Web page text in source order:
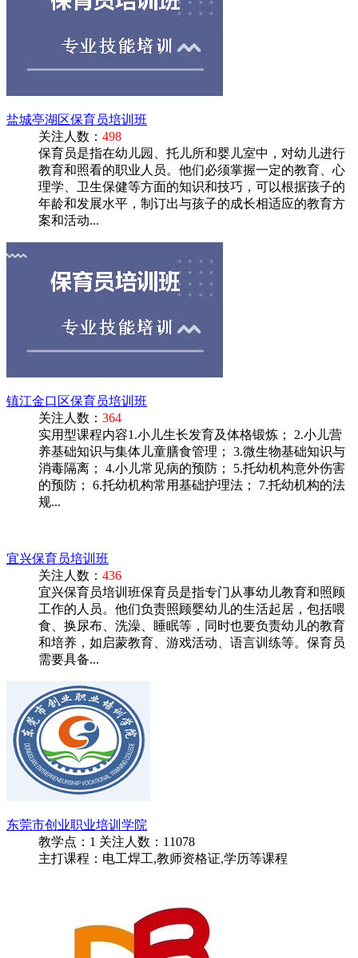
盐城亭湖区保育员培训班
关注人数： 498
保育员是指在幼儿园、托儿所和婴儿室中，对幼儿进行
教育和照看的职业人员。他们必须掌握一定的教育、心
理学、卫生保健等方面的知识和技巧，可以根据孩子的
年龄和发展水平，制订出与孩子的成长相适应的教育方
案和活动...
镇江金口区保育员培训班
关注人数： 364
实用型课程内容1.小儿生长发育及体格锻炼； 2.小儿营
养基础知识与集体儿童膳食管理； 3.微生物基础知识与
消毒隔离； 4.小儿常见病的预防； 5.托幼机构意外伤害
的预防； 6.托幼机构常用基础护理法； 7.托幼机构的法
规...
宜兴保育员培训班
关注人数： 436
宜兴保育员培训班保育员是指专门从事幼儿教育和照顾
工作的人员。他们负责照顾婴幼儿的生活起居，包括喂
食、换尿布、洗澡、睡眠等，同时也要负责幼儿的教育
和培养，如启蒙教育、游戏活动、语言训练等。保育员
需要具备...
东莞市创业职业培训学院
教学点： 1 关注人数： 11078
主打课程：电工焊工,教师资格证,学历等课程